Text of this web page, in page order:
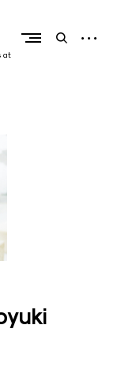
at
openopen